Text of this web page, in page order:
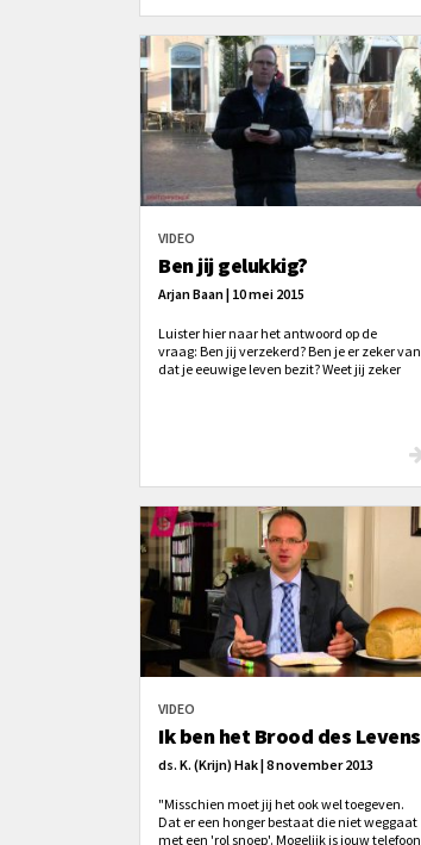
van het evangelie samengaan?
VIDEO
Ben jij gelukkig?
Arjan Baan | 10 mei 2015
Luister hier naar het antwoord op de
vraag: Ben jij verzekerd? Ben je er zeker van
dat je eeuwige leven bezit? Weet jij zeker
VIDEO
Ik ben het Brood des Levens
ds. K. (Krijn) Hak | 8 november 2013
"Misschien moet jij het ook wel toegeven.
Dat er een honger bestaat die niet weggaat
met een 'rol snoep'. Mogelijk is jouw telefoon